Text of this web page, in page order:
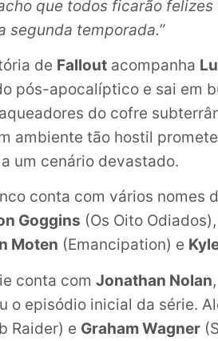
que todos ficarão
segunda temporada.”
de Fallout acompanha
pós-apocalíptico e sai em
do cofre
ambiente tão hostil
um cenário devastado.
conta com vários nomes
Goggins (Os Oito Odiados),
Moten (Emancipation) e
conta com Jonathan Nolan
o episódio inicial da série.
Raider) e Graham Wagner